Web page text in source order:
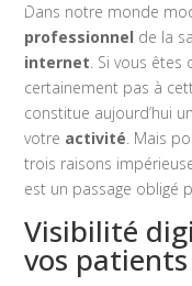
Dans notre monde
professionnel de la
internet. Si vous êtes
certainement pas à
constitue aujourd’hui
votre activité. Mais
trois raisons
est un passage obligé
Visibilité
vos